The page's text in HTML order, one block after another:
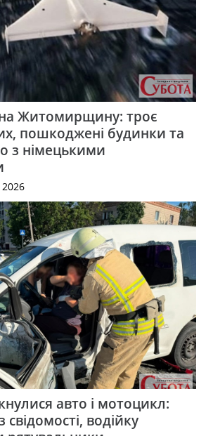
на Житомирщину: троє
пошкоджені будинки та
з німецькими
авто і мотоцикл:
свідомості, водійку